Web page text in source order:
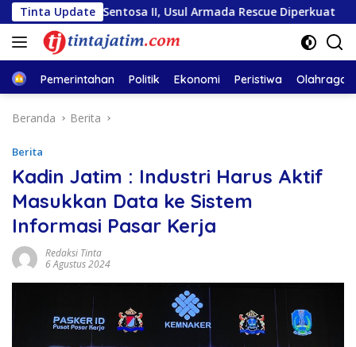
Langsung
ke
konten
Tinta Update
Sentosa II, Usul Armada Rescue Diperkuat Sambut
HomePemerintahan Politik Ekonomi Peristiwa Olahraga
Beranda Berita
Berita
Kadin Jatim : Industri Harus Aktif
Masukkan Data ke Sistem
Informasi Pasar Kerja
Redaksi Tinta
6 Agustus 2024